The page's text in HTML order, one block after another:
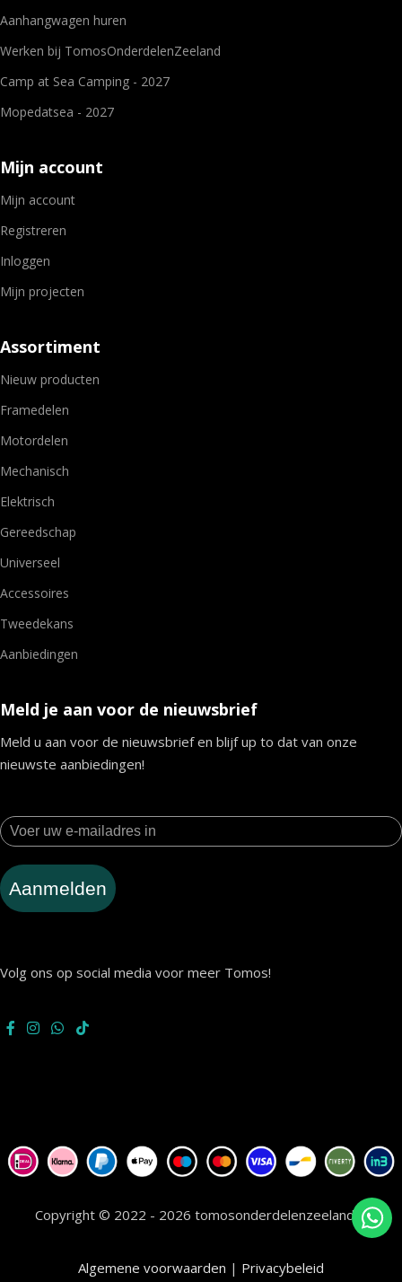
Aanhangwagen huren
Werken bij TomosOnderdelenZeeland
Camp at Sea Camping - 2027
Mopedatsea - 2027
Mijn account
Mijn account
Registreren
Inloggen
Mijn projecten
Assortiment
Nieuw producten
Framedelen
Motordelen
Mechanisch
Elektrisch
Gereedschap
Universeel
Accessoires
Tweedekans
Aanbiedingen
Meld je aan voor de nieuwsbrief
Meld u aan voor de nieuwsbrief en blijf up to dat van onze
nieuwste aanbiedingen!
Aanmelden
Volg ons op social media voor meer Tomos!
Copyright © 2022 - 2026 tomosonderdelenzeeland.nl
Algemene voorwaarden | Privacybeleid